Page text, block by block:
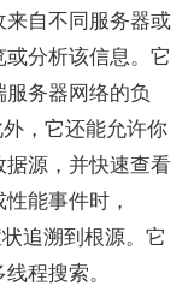
自不同服务器或
分析该信息。它
务器网络的负
，它还能允许你
源，并快速查看
能事件时，
追溯到根源。它
程搜索。